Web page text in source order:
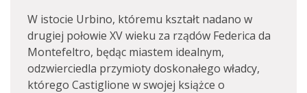
W istocie Urbino, któremu kształt nadano w
drugiej połowie XV wieku za rządów Federica da
Montefeltro, będąc miastem idealnym,
odzwierciedla przymioty doskonałego władcy,
którego Castiglione w swojej książce o